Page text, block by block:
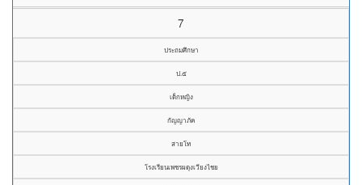
7
ประถมศึกษา
ป.๕
เด็กหญิง
กัญญาภัค
สายโท
โรงเรียนเพชรผดุงเวียงไชย